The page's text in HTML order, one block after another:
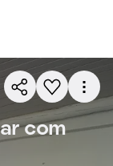
com